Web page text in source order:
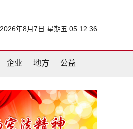
2026年8月7日 星期五 05:12:36
企业 地方 公益